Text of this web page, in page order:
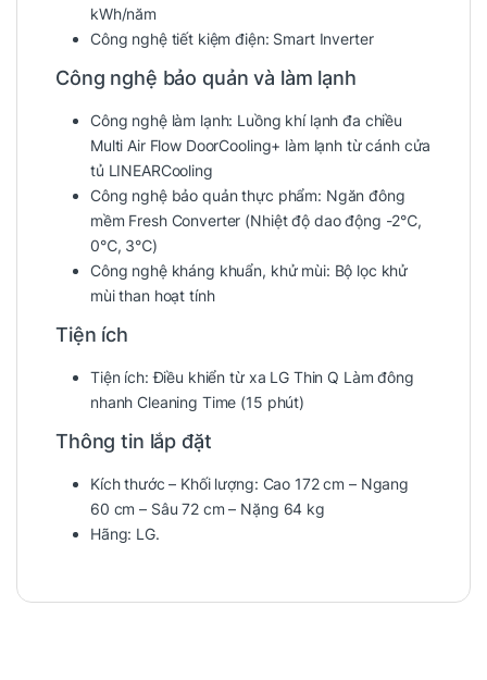
kWh/năm
Công nghệ tiết kiệm điện: Smart Inverter
Công nghệ bảo quản và làm lạnh
Công nghệ làm lạnh: Luồng khí lạnh đa chiều
Multi Air Flow DoorCooling+ làm lạnh từ cánh cửa
tủ LINEARCooling
Công nghệ bảo quản thực phẩm: Ngăn đông
mềm Fresh Converter (Nhiệt độ dao động -2℃,
0℃, 3℃)
Công nghệ kháng khuẩn, khử mùi: Bộ lọc khử
mùi than hoạt tính
Tiện ích
Tiện ích: Điều khiển từ xa LG Thin Q Làm đông
nhanhCleaning Time (15 phút)
Thông tin lắp đặt
Kích thước – Khối lượng: Cao 172 cm – Ngang
60 cm – Sâu 72 cm – Nặng 64 kg
Hãng: LG.